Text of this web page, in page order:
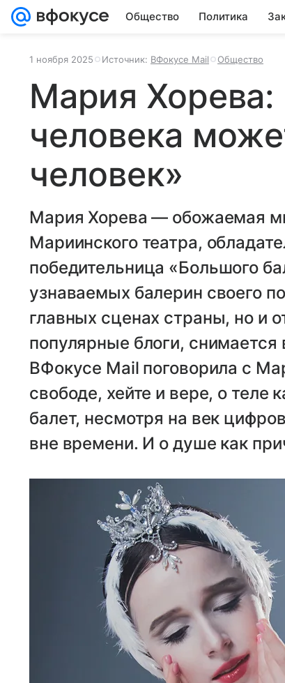
Общество Политика
1 ноября 2025 Источник: ВФокусе Mail Общество
Мария Хорева:
человека
человек»
Мария Хорева — обожаемая
Мариинского театра,
победительница «Большого
узнаваемых балерин своего
главных сценах страны, но и
популярные блоги, снимается
ВФокусе Mail поговорила с
свободе, хейте и вере, о теле
балет, несмотря на век
вне времени. И о душе как